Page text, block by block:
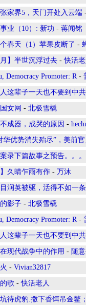
家界5，天门开处入云端
业（10）: 新功 - 蒋闻铭
春天（1）苹果皮断了 -
月】半世沉浮过去 -快活老
Democracy Promoter: R-
这辈子一天也不要到中
女网 - 北极雪橇
成器，成哭的原因 -
华优势消失殆尽”，美前
录下篇故事之预告。。。
】久晴乍雨有作 - 万沐
润英被驱，活得不如一条
影子 - 北极雪橇
Democracy Promoter: R-
这辈子一天也不要到中
现代战争中的作用 - 随
- Vivian32817
歌 -快活老人
待虎豹.撒下香饵吊金鳌